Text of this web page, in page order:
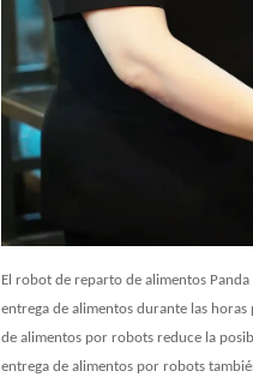
El robot de reparto de alimentos
entrega de alimentos durante las
de alimentos por robots reduce la
entrega de alimentos por robots